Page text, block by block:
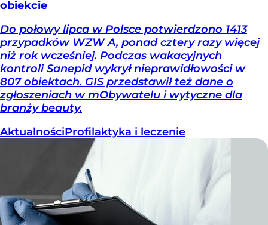
obiekcie
Do połowy lipca w Polsce potwierdzono 1413
przypadków WZW A, ponad cztery razy więcej
niż rok wcześniej. Podczas wakacyjnych
kontroli Sanepid wykrył nieprawidłowości w
807 obiektach. GIS przedstawił też dane o
zgłoszeniach w mObywatelu i wytyczne dla
branży beauty.
AktualnościProfilaktyka i leczenie